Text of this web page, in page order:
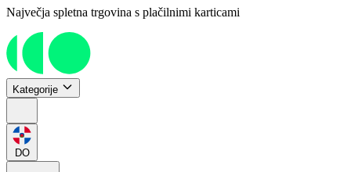
Največja spletna trgovina s plačilnimi karticami
Kategorije
DO